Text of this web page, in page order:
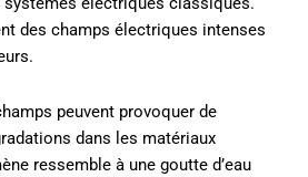
des champs électriques intenses
peuvent provoquer de
dans les matériaux
ressemble à une goutte d’eau